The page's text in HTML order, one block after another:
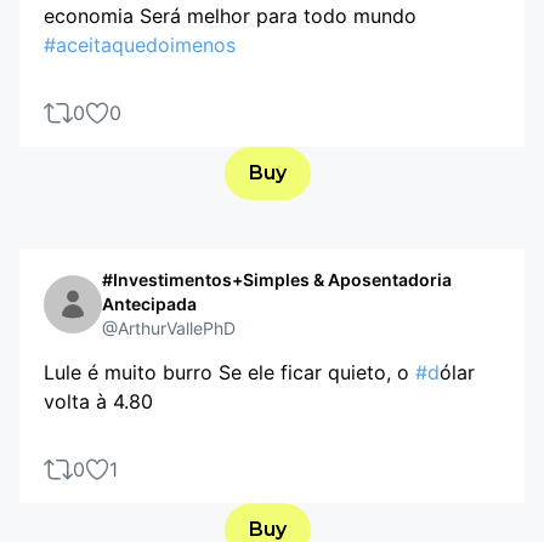
economia Será melhor para todo mundo
#aceitaquedoimenos
0 0
Buy
#Investimentos+Simples & Aposentadoria
Antecipada
@ArthurVallePhD
Lule é muito burro Se ele ficar quieto, o #dólar
volta à 4.80
0 1
Buy